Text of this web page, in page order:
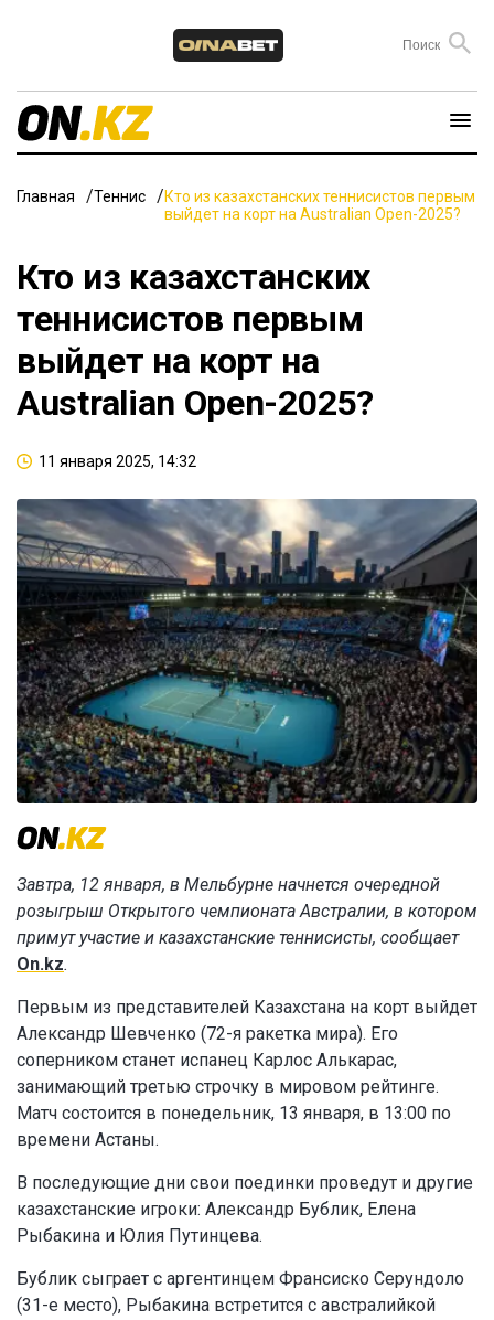
Главная Теннис
Кто из казахстанских теннисистов первым
выйдет на корт на Australian Open-2025?
Кто из казахстанских
теннисистов первым
выйдет на корт на
Australian Open-2025?
11 января 2025, 14:32
Завтра, 12 января, в Мельбурне начнется очередной
розыгрыш Открытого чемпионата Австралии, в котором
примут участие и казахстанские теннисисты, сообщает
On.kz.
Первым из представителей Казахстана на корт выйдет
Александр Шевченко (72-я ракетка мира). Его
соперником станет испанец Карлос Алькарас,
занимающий третью строчку в мировом рейтинге.
Матч состоится в понедельник, 13 января, в 13:00 по
времени Астаны.
В последующие дни свои поединки проведут и другие
казахстанские игроки: Александр Бублик, Елена
Рыбакина и Юлия Путинцева.
Бублик сыграет с аргентинцем Франсиско Серундоло
(31-е место), Рыбакина встретится с австралийкой